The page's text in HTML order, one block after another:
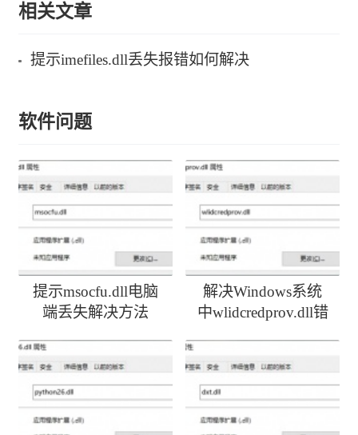
相关文章
提示imefiles.dll丢失报错如何解决
软件问题
提示msocfu.dll电脑
端丢失解决方法
解决Windows系统
中wlidcredprov.dll错